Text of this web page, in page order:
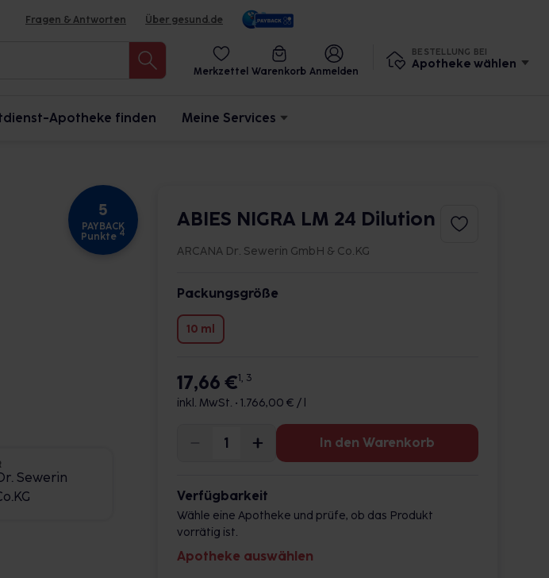
Fragen & Antworten Über gesund.de
Merkzettel Warenkorb Anmelden
BESTELLUNG BEI
Apotheke wählen
Apotheke finden Meine Services
5
PAYBACK
Punkte 4
Sewerin
ABIES NIGRA LM 24 Dilution
ARCANA Dr. Sewerin GmbH & Co.KG
Packungsgröße
10 ml
17,66 €1, 3
inkl. MwSt. • 1.766,00 € / l
In den Warenkorb
Verfügbarkeit
Wähle eine Apotheke und prüfe, ob das Produkt
vorrätig ist.
Apotheke auswählen